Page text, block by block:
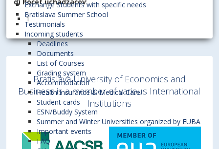
Exchange Students with specific needs
Bratislava Summer School
Testimonials
Incoming students
Deadlines
Documents
List of Courses
Grading system
Accommodation
Health Insurance & Medical Care
Student cards
ESN/Buddy System
Summer and Winter Universities organized by EUBA
Important events
FAQ
1
Bratislava University of Economics and
Business is a member of various International
Institutions